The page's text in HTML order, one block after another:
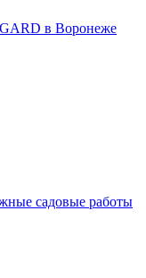
в Воронеже
садовые работы